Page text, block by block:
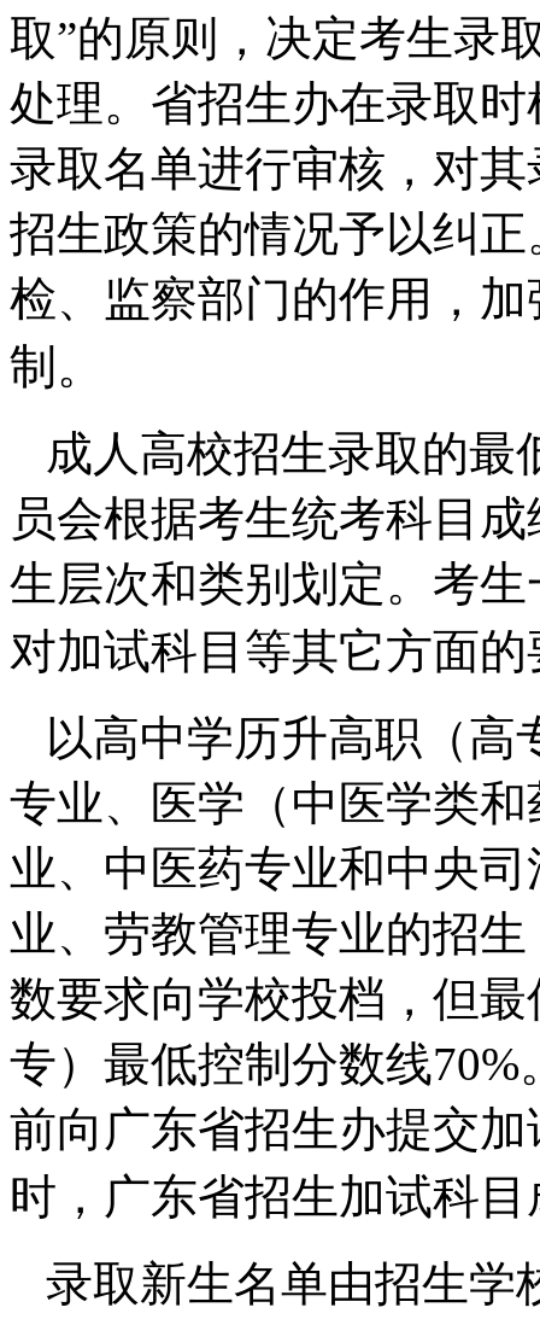
取”的原则，决定考生录
处理。省招生办在录取
录取名单进行审核，对
招生政策的情况予以纠
检、监察部门的作用，
制。
成人高校招生录取的最
员会根据考生统考科目
生层次和类别划定。考
对加试科目等其它方面
以高中学历升高职（高
专业、医学（中医学类
业、中医药专业和中央
业、劳教管理专业的招
数要求向学校投档，但
专）最低控制分数线
前向广东省招生办提交
时，广东省招生加试科
录取新生名单由招生学